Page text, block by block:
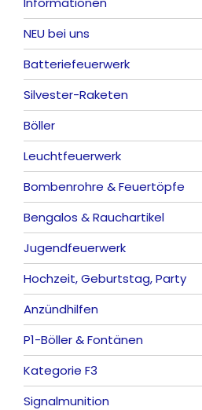
NEU bei uns
Alle anzeigen
Batteriefeuerwerk
Alle anzeigen
Silvester-Raketen
Alle anzeigen
Böller
Alle anzeigen
China-Böller
Knaller / Kanonenschläge
Reibkopfknaller
Frösche, Pfeiffer
Leuchtfeuerwerk
Alle anzeigen
Vulkane
Fontänen
Sonnen
Feuervögel
Römische Lichter
Bombenrohre & Feuertöpfe
Alle anzeigen
Mit Rumms
Bezaubernde Effekte
Bengalos & Rauchartikel
Alle anzeigen
Bengalos
Rauchartikel
Jugendfeuerwerk
Alle anzeigen
Hochzeit, Geburtstag, Party
Alle anzeigen
Feuerschriften
Indoor-Fontänen
Herz- und Konfetti-Shooter
Anzündhilfen
Alle anzeigen
P1-Böller & Fontänen
Alle anzeigen
Kategorie F3
Alle anzeigen
Signalmunition